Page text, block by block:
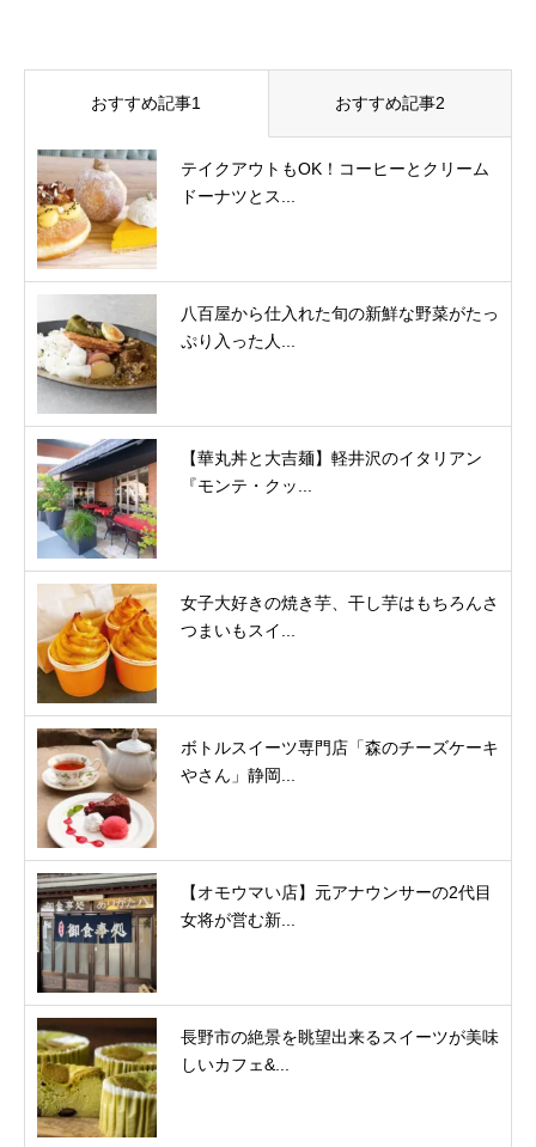
おすすめ記事1 おすすめ記事2
テイクアウトもOK！コーヒーとクリーム
ドーナツとス...
八百屋から仕入れた旬の新鮮な野菜がたっ
ぷり入った人...
【華丸丼と大吉麺】軽井沢のイタリアン
『モンテ・クッ...
女子大好きの焼き芋、干し芋はもちろんさ
つまいもスイ...
ボトルスイーツ専門店「森のチーズケーキ
やさん」静岡...
【オモウマい店】元アナウンサーの2代目
女将が営む新...
長野市の絶景を眺望出来るスイーツが美味
しいカフェ&...